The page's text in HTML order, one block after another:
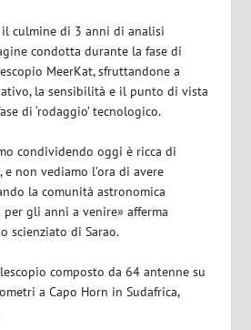
culmine di 3 anni di analisi
condotta durante la fase di
MeerKat, sfruttandone a
la sensibilità e il punto di vista
di ‘rodaggio’ tecnologico.
condividendo oggi è ricca di
non vediamo l’ora di avere
la comunità astronomica
gli anni a venire» afferma
scienziato di Sarao.
composto da 64 antenne su
a Capo Horn in Sudafrica,